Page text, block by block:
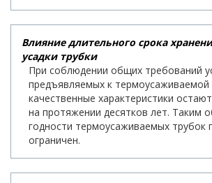
Влияние длительного срока
усадки трубки
При соблюдении общих требований
предъявляемых к термоусаживаемой
качественные характеристики
на протяжении десятков лет. Таким
годности термоусаживаемых трубок
ограничен.